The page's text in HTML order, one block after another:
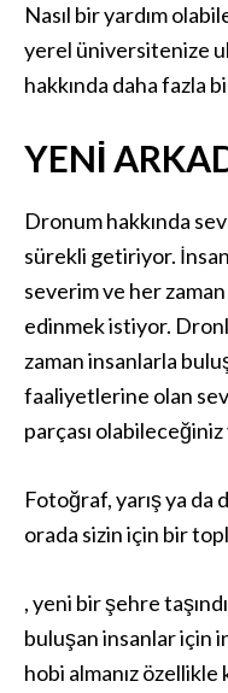
Nasıl bir yardım
yerel üniversitenize
hakkında daha fazla
YENI
Dronum hakkında
sürekli getiriyor.
severim ve her
edinmek istiyor.
zaman insanlarla
faaliyetlerine olan
parçası olabileceğiniz
Fotoğraf, yarış ya da
orada sizin için bir
, yeni bir şehre
buluşan insanlar için
hobi almanız özellikle